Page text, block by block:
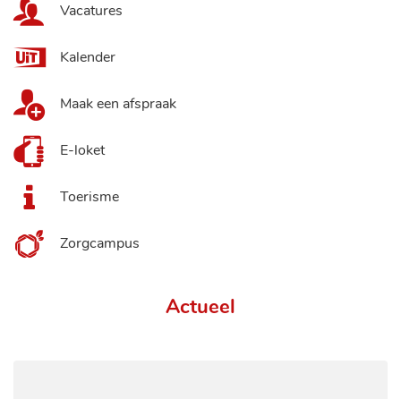
Vacatures
Kalender
Maak een afspraak
E-loket
Toerisme
Zorgcampus
Actueel